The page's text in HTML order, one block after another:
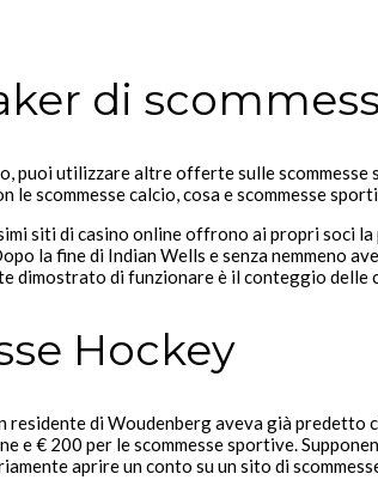
di
utilizzare altre offerte sulle scommesse
scommesse calcio, cosa e scommesse
siti di casino online offrono ai propri soci
la fine di Indian Wells e senza nemmeno
dimostrato di funzionare è il conteggio delle
Hockey
residente di Woudenberg aveva già
e € 200 per le scommesse sportive.
aprire un conto su un sito di